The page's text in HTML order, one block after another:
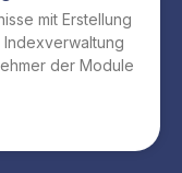
mit Erstellung
der Module